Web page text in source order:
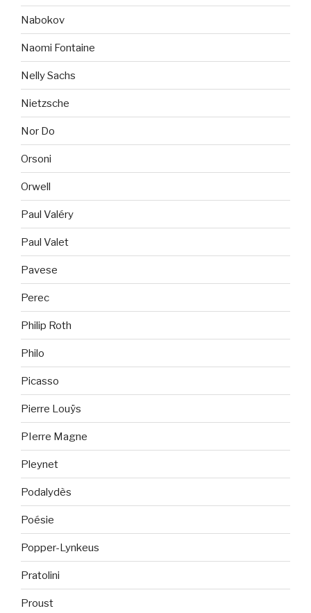
Nabokov
Naomi Fontaine
Nelly Sachs
Nietzsche
Nor Do
Orsoni
Orwell
Paul Valéry
Paul Valet
Pavese
Perec
Philip Roth
Philo
Picasso
Pierre Louÿs
PIerre Magne
Pleynet
Podalydès
Poésie
Popper-Lynkeus
Pratolini
Proust